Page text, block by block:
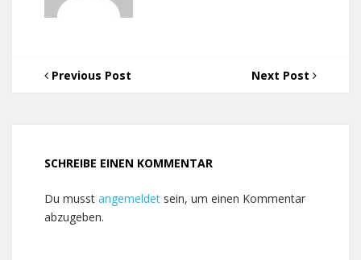
Previous Post Next Post
SCHREIBE EINEN KOMMENTAR
Du musst angemeldet sein, um einen Kommentar
abzugeben.